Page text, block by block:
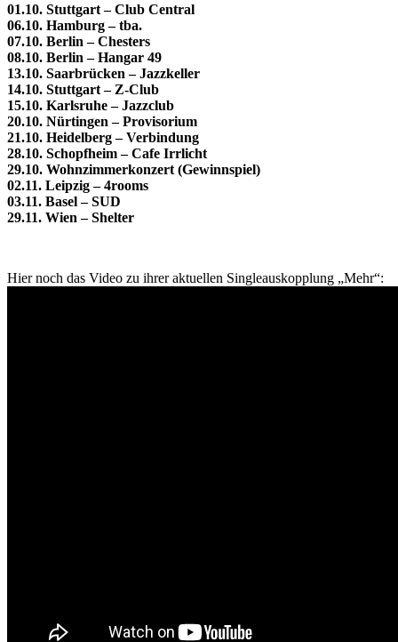
01.10. Stuttgart – Club Central
06.10. Hamburg – tba.
07.10. Berlin – Chesters
08.10. Berlin – Hangar 49
13.10. Saarbrücken – Jazzkeller
14.10. Stuttgart – Z-Club
15.10. Karlsruhe – Jazzclub
20.10. Nürtingen – Provisorium
21.10. Heidelberg – Verbindung
28.10. Schopfheim – Cafe Irrlicht
29.10. Wohnzimmerkonzert (Gewinnspiel)
02.11. Leipzig – 4rooms
03.11. Basel – SUD
29.11. Wien – Shelter
Hier noch das Video zu ihrer aktuellen Singleauskopplung „Mehr“: